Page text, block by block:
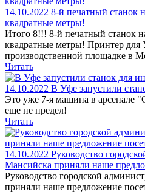
14.10.2022 8-й печатный станок
квадратные метры!
Итого 8!!! 8-й печатный станок
квадратные метры! Принтер для
производственной площадке в
Читать
14.10.2022 В Уфе запустили
Это уже 7-я машина в арсенале
еще не предел!
Читать
14.10.2022 Руководство
Мансийска приняли наше
Руководство городской
приняли наше предложение